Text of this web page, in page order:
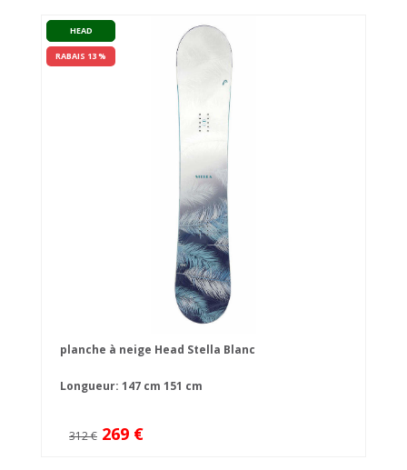
HEAD
RABAIS 13 %
planche à neige Head Stella Blanc
Longueur: 147 cm 151 cm
312 € 269 €